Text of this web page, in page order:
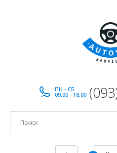
ПН - СБ
09:00 - 18:00